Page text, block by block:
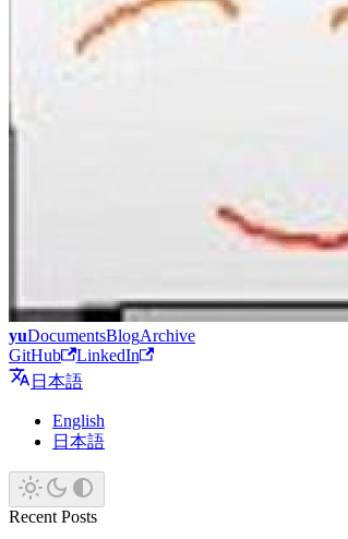
yuDocumentsBlogArchive
GitHub
LinkedIn
日本語
English
日本語
Recent Posts